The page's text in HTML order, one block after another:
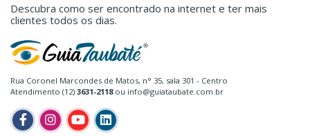
Rua Coronel Marcondes de Matos, n° 35, sala 301 - Centro
Atendimento (12) 3631-2118ou info@guiataubate.com.br
Descubra como ser encontrado na internet e ter mais
clientes todos os dias.